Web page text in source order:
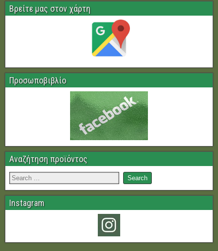
Βρείτε μας στον χάρτη
Προσωποβιβλίο
Αναζήτηση προϊόντος
Instagram